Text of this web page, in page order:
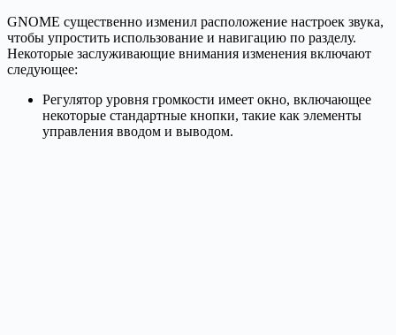
GNOME существенно изменил расположение настроек звука,
чтобы упростить использование и навигацию по разделу.
Некоторые заслуживающие внимания изменения включают
следующее:
Регулятор уровня громкости имеет окно, включающее
некоторые стандартные кнопки, такие как элементы
управления вводом и выводом.